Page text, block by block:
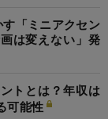
「ミニアクセン
は変えない」発
トとは？年収は
可能性